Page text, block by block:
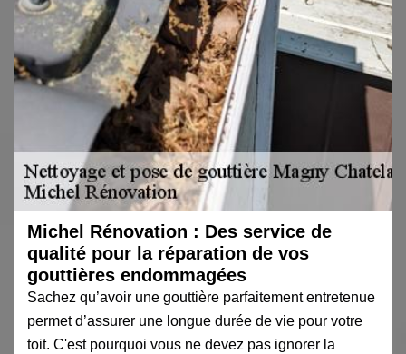
Michel Rénovation : Des service de
qualité pour la réparation de vos
gouttières endommagées
Sachez qu’avoir une gouttière parfaitement entretenue
permet d’assurer une longue durée de vie pour votre
toit. C'est pourquoi vous ne devez pas ignorer la